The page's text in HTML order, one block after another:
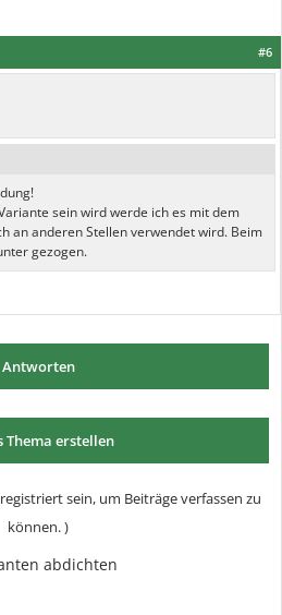
#6
sein wird werde ich es mit dem
an anderen Stellen verwendet wird. Beim
gezogen.
Antworten
Thema erstellen
sein, um Beiträge verfassen zu
können. )
abdichten